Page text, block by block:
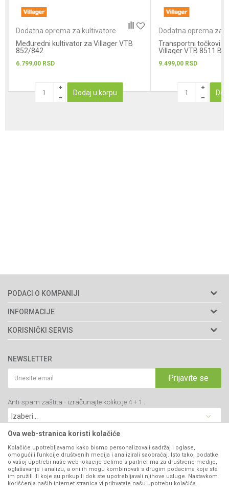
Dodatna oprema za kultivatore
Međuredni kultivator za Villager VTB
852/842
6.799,00 RSD
Dodaj u korpu
Dodatna oprema za
Transportni točkovi
Villager VTB 8511 B /
9.499,00 RSD
PODACI O KOMPANIJI
Agromarket doo
Adresa: Kraljevačkog bataljona 235/2
34000 Kragujevac, Srbija
webshop@agromarket.rs
PIB: 102135221
Matični broj: 07593252
INFORMACIJE
O nama
Prodavnice
Brendovi
Katalozi
Blog
Najčešća pitanja
KORISNIČKI SERVIS
Politika privatnosti
Kako kupiti
Isporuka
Click & Collect
Načini plaćanja
Plaćanje karticama
Web kredit Raiffeisen banke
Pravo na odustajanje
Reklamacije
NEWSLETTER
Prijavite se
Anti-spam zaštita - izračunajte koliko je 4 + 1 :
VIBER I SMS NEWSLETTER
Prijavite se
Ova web-stranica koristi kolačiće
Kolačiće upotrebljavamo kako bismo personalizovali sadržaj i oglase,
omogućili funkcije društvenih medija i analizirali saobraćaj. Isto tako, podatke
o vašoj upotrebi naše web-lokacije delimo s partnerima za društvene medije,
oglašavanje i analizu, a oni ih mogu kombinovati s drugim podacima koje ste
im pružili ili koje su prikupili dok ste upotrebljavali njihove usluge. Nastavkom
korišćenja naših internet stranica vi prihvatate našu upotrebu kolačića.